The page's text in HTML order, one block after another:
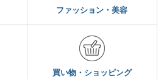
ファッション・美容
買い物・ショッピング